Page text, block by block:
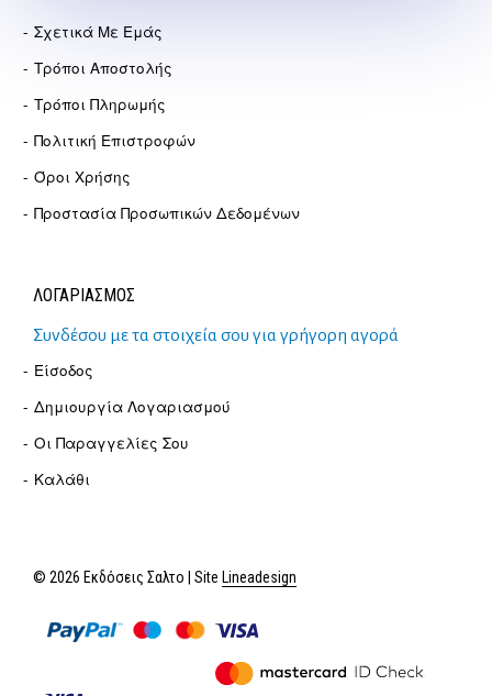
Σχετικά Με Εμάς
Τρόποι Αποστολής
Τρόποι Πληρωμής
Πολιτική Επιστροφών
Όροι Χρήσης
Προστασία Προσωπικών Δεδομένων
ΛΟΓΑΡΙΑΣΜΟΣ
Συνδέσου με τα στοιχεία σου για γρήγορη αγορά
Είσοδος
Δημιουργία Λογαριασμού
Οι Παραγγελίες Σου
Καλάθι
© 2026 Εκδόσεις Σαλτο | Site Lineadesign